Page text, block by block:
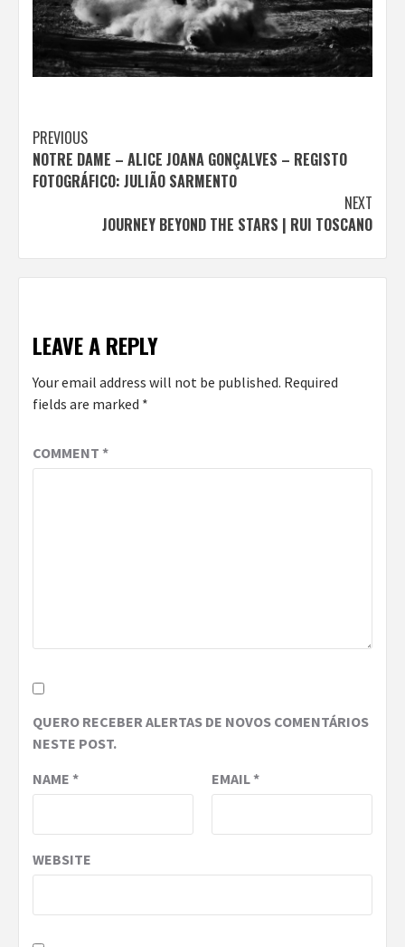
Continue
Reading
PREVIOUS
NOTRE DAME – ALICE JOANA GONÇALVES – REGISTO
FOTOGRÁFICO: JULIÃO SARMENTO
NEXT
JOURNEY BEYOND THE STARS | RUI TOSCANO
LEAVE A REPLY
Your email address will not be published. Required
fields are marked *
COMMENT *
QUERO RECEBER ALERTAS DE NOVOS COMENTÁRIOS
NESTE POST.
NAME * EMAIL*
WEBSITE